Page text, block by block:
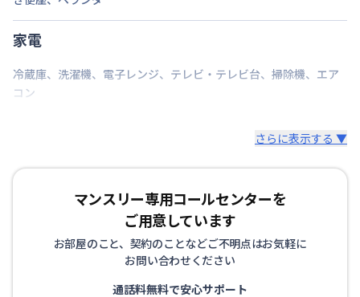
家電
冷蔵庫、 洗濯機、 電子レンジ、 テレビ・テレビ台、 掃除機、 エア
コン
さらに表示する ▼
マンスリー専用コールセンターを
ご用意しています
お部屋のこと、契約のことなどご不明点はお気軽に
お問い合わせください
通話料無料で安心サポート